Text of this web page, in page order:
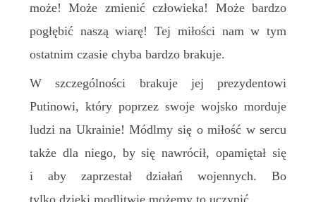
może! Może zmienić człowieka! Możebardzo
pogłębić naszą wiarę! Tej miłości nam w tym
ostatnim czasie chyba bardzo brakuje.
W szczególności brakuje jej prezydentowi
Putinowi, który poprzez swoje wojsko morduje
ludzi na Ukrainie! Módlmy się o miłość w sercu
takżedla niego, by się nawrócił, opamiętał się
i aby zaprzestał działań wojennych. Bo
tylko dzięki modlitwie możemy to uczynić.